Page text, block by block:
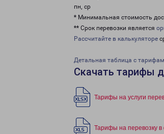
пн, ср
* Минимальная стоимость
** Срок перевозки является
Рассчитайте в калькуляторе
Детальная таблица с
Скачать тарифы
Тарифы на услуги
Тарифы на перевозку